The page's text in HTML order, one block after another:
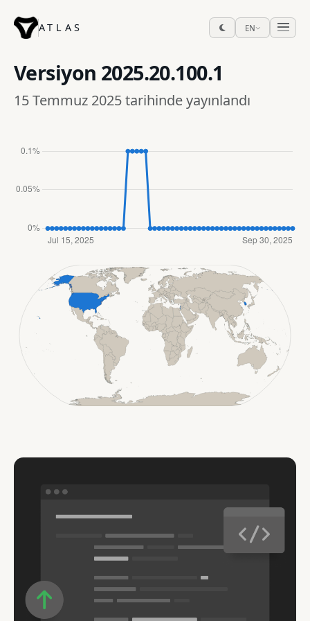
ATLAS EN
Versiyon 2025.20.100.1
15 Temmuz 2025 tarihinde yayınlandı